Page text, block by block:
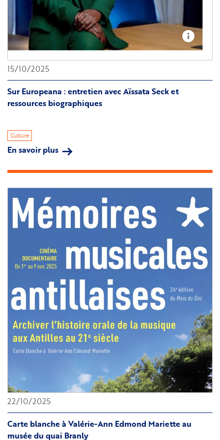
Sur Europeana : entretien avec Aïssata Seck et
ressources biographiques
Culture
15/10/2025
En savoir plus sur
Europeana
:
avec
Aïssata
Seck
et
ressources
biographiques
Carte blanche à Valérie-Ann Edmond Mariette au
musée du quai Branly
22/10/2025